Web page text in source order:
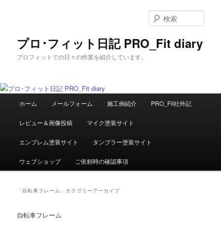
へ
移
プロ･フィット日記 PRO_Fit diary
プロフィットでの日々の作業を紹介しています。
索
ホーム メールフォーム 施工例紹介 PRO_Fit社外記
レビュー＆画像投稿 マイク塗装サイト
エンブレム塗装サイト タンブラー塗装サイト
ウェブショップ ご依頼時の確認事項
「 自転車フレーム 」カテゴリーアーカイブ
自転車フレーム